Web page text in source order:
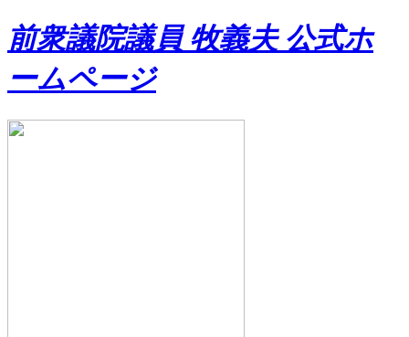
前衆議院議員 牧義夫 公式ホ
ームページ